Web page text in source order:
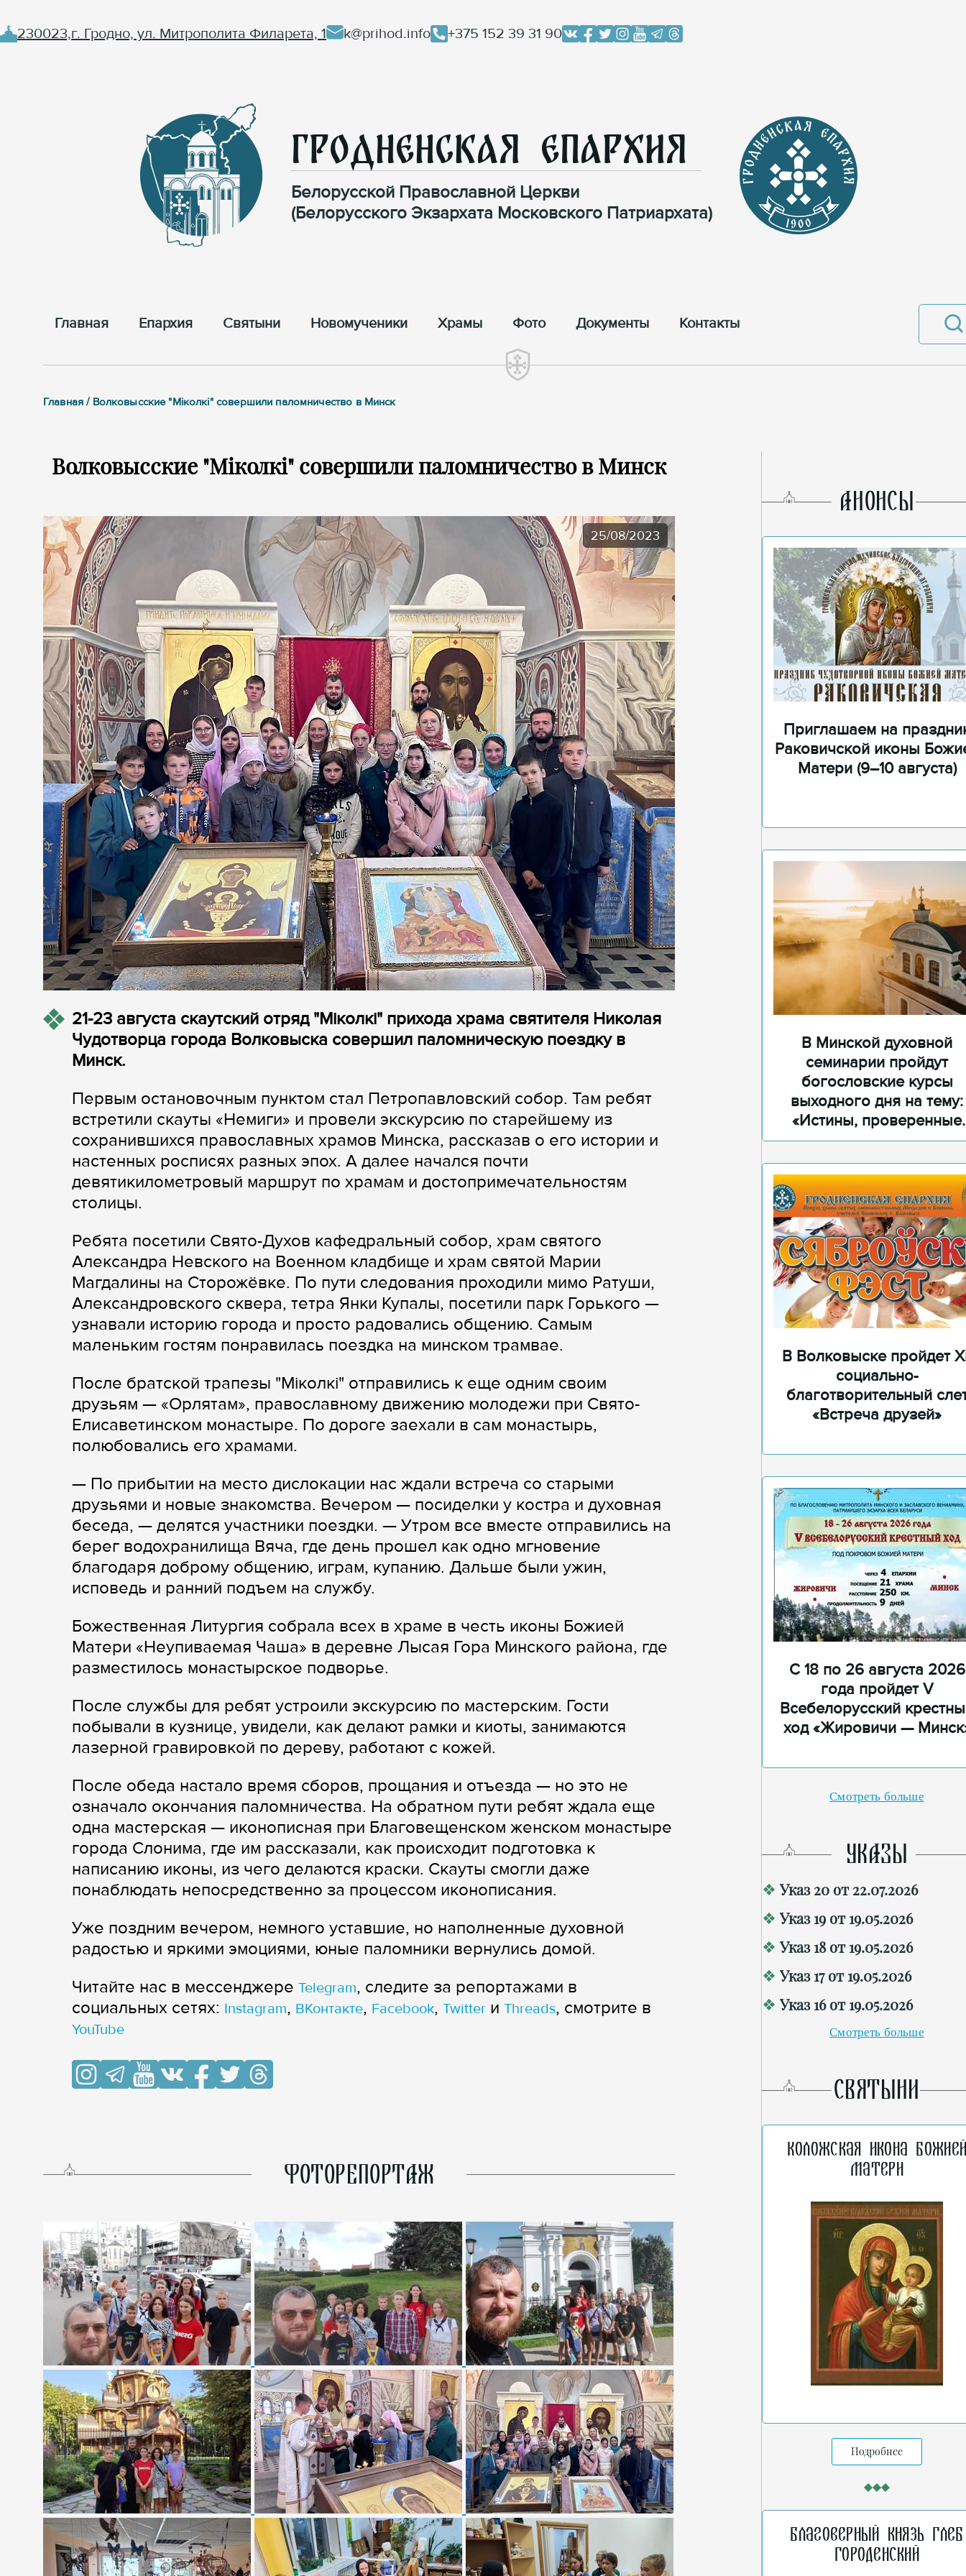
230023,г. Гродно, ул. Митрополита Филарета, 1 k@prihod.info +375 152 39 31 90
Гродненская Епархия
Белорусской Православной Церкви
(Белорусского Экзархата Московского Патриархата)
Главная Епархия Cвятыни Новомученики Храмы Фото Документы Контакты
Главная / Волковысские "Мiколкi" совершили паломничество в Минск
Волковысские "Мiколкi" совершили паломничество в Минск
25/08/2023
21-23 августа скаутский отряд "Мiколкi" прихода храма святителя Николая
Чудотворца города Волковыска совершил паломническую поездку в
Минск.
Первым остановочным пунктом стал Петропавловский собор. Там ребят
встретили скауты «Немиги» и провели экскурсию по старейшему из
сохранившихся православных храмов Минска, рассказав о его истории и
настенных росписях разных эпох. А далее начался почти
девятикилометровый маршрут по храмам и достопримечательностям
столицы.
Ребята посетили Свято-Духов кафедральный собор, храм святого
Александра Невского на Военном кладбище и храм святой Марии
Магдалины на Сторожёвке. По пути следования проходили мимо Ратуши,
Александровского сквера, тетра Янки Купалы, посетили парк Горького —
узнавали историю города и просто радовались общению. Самым
маленьким гостям понравилась поездка на минском трамвае.
После братской трапезы "Мiколкi" отправились к еще одним своим
друзьям — «Орлятам», православному движению молодежи при Свято-
Елисаветинском монастыре. По дороге заехали в сам монастырь,
полюбовались его храмами.
— По прибытии на место дислокации нас ждали встреча со старыми
друзьями и новые знакомства. Вечером — посиделки у костра и духовная
беседа, — делятся участники поездки. — Утром все вместе отправились на
берег водохранилища Вяча, где день прошел как одно мгновение
благодаря доброму общению, играм, купанию. Дальше были ужин,
исповедь и ранний подъем на службу.
Божественная Литургия собрала всех в храме в честь иконы Божией
Матери «Неупиваемая Чаша» в деревне Лысая Гора Минского района, где
разместилось монастырское подворье.
После службы для ребят устроили экскурсию по мастерским. Гости
побывали в кузнице, увидели, как делают рамки и киоты, занимаются
лазерной гравировкой по дереву, работают с кожей.
После обеда настало время сборов, прощания и отъезда — но это не
означало окончания паломничества. На обратном пути ребят ждала еще
одна мастерская — иконописная при Благовещенском женском монастыре
города Слонима, где им рассказали, как происходит подготовка к
написанию иконы, из чего делаются краски. Скауты смогли даже
понаблюдать непосредственно за процессом иконописания.
Уже поздним вечером, немного уставшие, но наполненные духовной
радостью и яркими эмоциями, юные паломники вернулись домой.
Читайте нас в мессенджере Telegram, следите за репортажами в
cоциальных сетях: Instagram, ВКонтакте, Facebook, Twitter и Threads, смотрите в
YouTube
ФОТОРЕПОРТАЖ
AНОНСЫ
Приглашаем на
Раковичской иконы
Матери (9–10 августа)
В Минской духовной
семинарии пройдут
богословские курсы
выходного дня на тему:
«Истины, проверенные
временем»
В Волковыске пройдет
социально-
благотворительный
«Встреча друзей»
С 18 по 26 августа 2026
года пройдет V
Всебелорусский
ход «Жировичи —
Смотреть больше
УКАЗЫ
Указ 20 от 22.07.2026
Указ 19 от 19.05.2026
Указ 18 от 19.05.2026
Указ 17 от 19.05.2026
Указ 16 от 19.05.2026
Смотреть больше
СВЯТЫНИ
Коложская икона
Матери
Подробнее
Благоверный князь Глеб
Городенский